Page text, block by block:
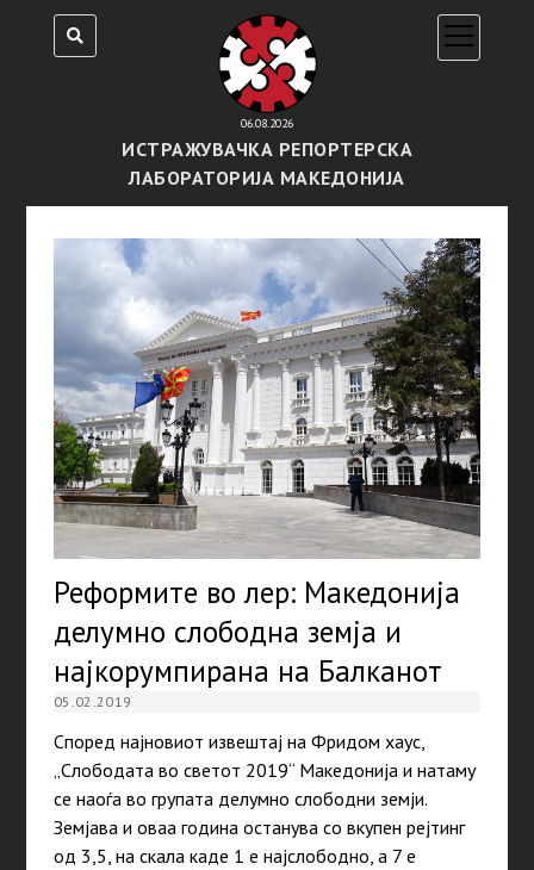
06.08.2026
ИСТРАЖУВАЧКА РЕПОРТЕРСКА
ЛАБОРАТОРИЈА МАКЕДОНИЈА
open
menu
Реформите во лер: Македонија
делумно слободна земја и
најкорумпирана на Балканот
05.02.2019
Според најновиот извештај на Фридом хаус,
„Слободата во светот 2019“ Македонија и натаму
се наоѓа во групата делумно слободни земји.
Земјава и оваа година останува со вкупен рејтинг
од 3,5, на скала каде 1 е најслободно, а 7 е